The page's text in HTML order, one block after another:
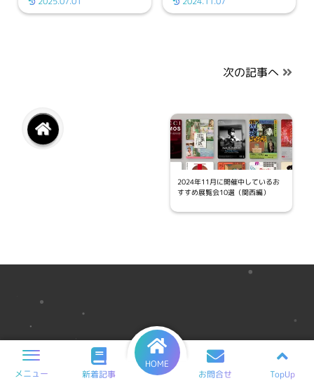
次の記事へ
2024年11月に開催中しているお
すすめ展覧会10選（関西編）
メニュー 新着記事
HOME
お問合せ
TopUp